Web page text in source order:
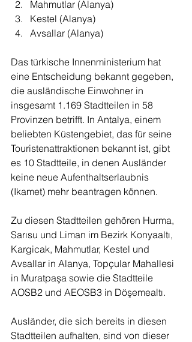
Mahmutlar (Alanya)
Kestel (Alanya)
Avsallar (Alanya)
Das türkische Innenministerium hat
eine Entscheidung bekannt gegeben,
die ausländische Einwohner in
insgesamt 1.169 Stadtteilen in 58
Provinzen betrifft. In Antalya, einem
beliebten Küstengebiet, das für seine
Touristenattraktionen bekannt ist, gibt
es 10 Stadtteile, in denen Ausländer
keine neue Aufenthaltserlaubnis
(Ikamet) mehr beantragen können.
Zu diesen Stadtteilen gehören Hurma,
Sarısu und Liman im Bezirk Konyaaltı,
Kargicak, Mahmutlar, Kestel und
Avsallar in Alanya, Topçular Mahallesi
in Muratpaşa sowie die Stadtteile
AOSB2 und AEOSB3 in Döşemealtı.
Ausländer, die sich bereits in diesen
Stadtteilen aufhalten, sind von dieser